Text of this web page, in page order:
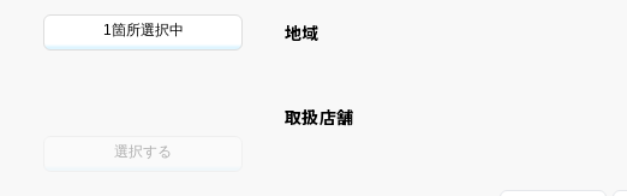
1箇所選択中
選択する
地域
取扱店舗